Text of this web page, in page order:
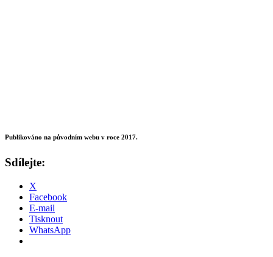
Publikováno na původním webu v roce 2017.
Sdílejte:
X
Facebook
E-mail
Tisknout
WhatsApp